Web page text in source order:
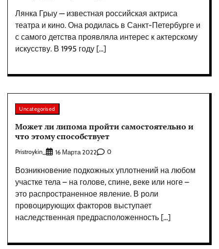
Лянка Грыу — известная российская актриса
театра и кино. Она родилась в Санкт-Петербурге и
с самого детства проявляла интерес к актерскому
искусству. В 1995 году […]
Uncategorised
Может ли липома пройти самостоятельно и
что этому способствует
Pristroykin_ 16 Марта 2022 0
Возникновение подкожных уплотнений на любом
участке тела – на голове, спине, веке или ноге –
это распространенное явление. В роли
провоцирующих факторов выступает
наследственная предрасположенность […]